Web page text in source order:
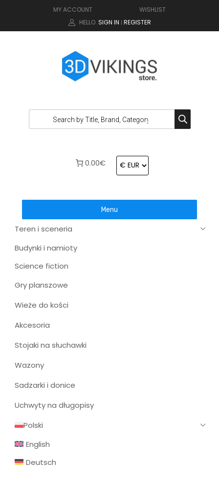
MY ACCOUNT
WISHLIST
HELLO. SIGN IN | REGISTER
0.00€
Menu
Teren i sceneria
Budynki i namioty
Science fiction
Gry planszowe
Wieże do kości
Akcesoria
Stojaki na słuchawki
Wazony
Sadzarki i donice
Uchwyty na długopisy
Polski
English
Deutsch